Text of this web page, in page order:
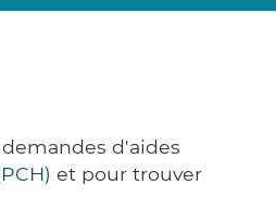
d'aides
et pour trouver